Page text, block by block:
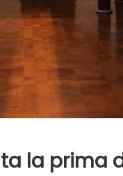
la prima